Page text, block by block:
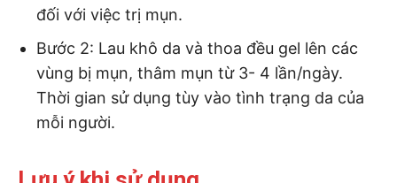
đối với việc trị mụn.
Bước 2: Lau khô da và thoa đều gel lên các
vùng bị mụn, thâm mụn từ 3- 4 lần/ngày.
Thời gian sử dụng tùy vào tình trạng da của
mỗi người.